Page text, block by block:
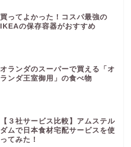
買ってよかった！コスパ最強の
IKEAの保存容器がおすすめ
オランダのスーパーで買える「オ
ランダ王室御用」の食べ物
【３社サービス比較】アムステル
ダムで日本食材宅配サービスを使
ってみた！